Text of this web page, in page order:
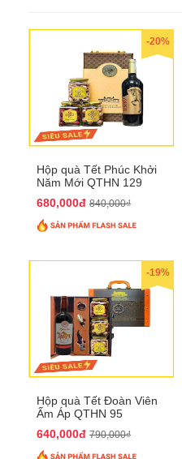
-20%
Hộp quà Tết Phúc Khởi
Năm Mới QTHN 129
680,000đ 840,000₫
-19%
Hộp quà Tết Đoàn Viên
Ấm Áp QTHN 95
640,000đ 790,000₫